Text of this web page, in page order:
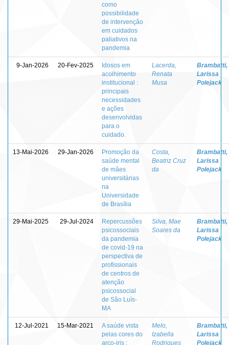
como
possibilidade
de intervenção
em cuidados
paliativos na
pandemia
9-Jan-2026 20-Fev-2025
Idosos em
acolhimento
institucional :
principais
necessidades
e ações
desenvolvidas
para o
cuidado.
Lacerda,
Renata
Musa
Brambatti,
Larissa
Polejack
13-Mai-2026 29-Jan-2026
Promoção da
saúde mental
de mães
universitárias
na
Universidade
de Brasília
Costa,
Beatriz Cruz
da
Brambatti,
Larissa
Polejack
29-Mai-2025 29-Jul-2024
Repercussões
psicossociais
da pandemia
de covid-19 na
perspectiva de
profissionais
de centros de
atenção
psicossocial
de São Luís-
MA
Silva, Mae
Soares da
Brambatti,
Larissa
Polejack
12-Jul-2021 15-Mar-2021
A saúde vista
pelas cores do
arco-iris :
Melo,
Izabella
Rodrigues
Brambatti,
Larissa
Polejack